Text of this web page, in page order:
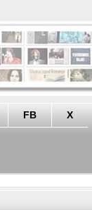
FB X